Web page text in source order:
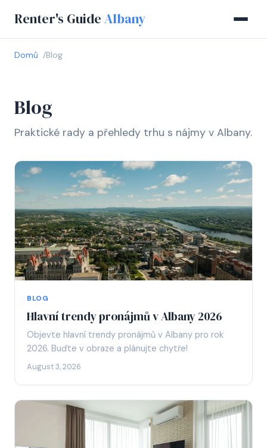
Renter's Guide Albany
Domů Blog
Blog
Praktické rady a přehledy trhu s nájmy v Albany.
BLOG
Hlavní trendy pronájmů v Albany 2026
Objevte hlavní trendy pronájmů v Albany pro rok
2026. Buďte v obraze a plánujte chytře!
August 3, 2026